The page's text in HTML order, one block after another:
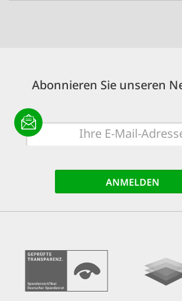
Abonnieren Sie unseren
E-
Mail